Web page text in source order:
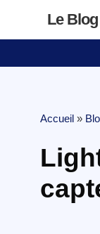
Le
Accueil »